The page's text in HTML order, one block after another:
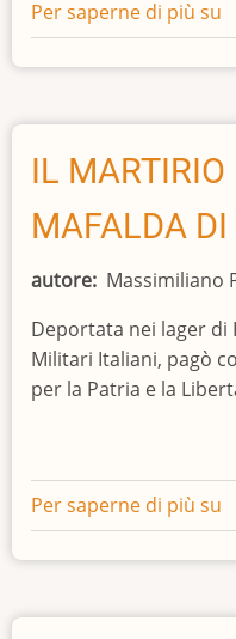
Per saperne di più su
IL
MAFALDA DI
autore Massimiliano
Deportata nei lager
Militari Italiani, pagò
per la Patria e la
Per saperne di più su